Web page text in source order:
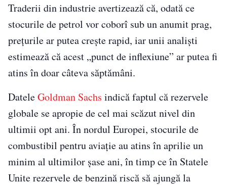
Traderii din industrie avertizează că, odată ce
stocurile de petrol vor coborî sub un anumit prag,
prețurile ar putea crește rapid, iar unii analiști
estimează că acest „punct de inflexiune” ar putea fi
atins în doar câteva săptămâni.
DateleGoldman Sachs indică faptul că rezervele
globale se apropie de cel mai scăzut nivel din
ultimii opt ani. În nordul Europei, stocurile de
combustibil pentru aviație au atins în aprilie un
minim al ultimilor șase ani, în timp ce în Statele
Unite rezervele de benzină riscă să ajungă la